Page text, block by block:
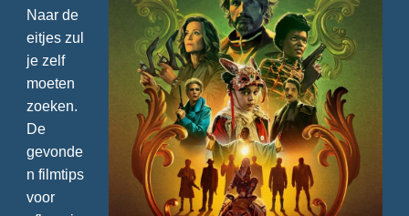
Naar de
eitjes zul
je zelf
moeten
zoeken.
De
gevonde
n filmtips
voor